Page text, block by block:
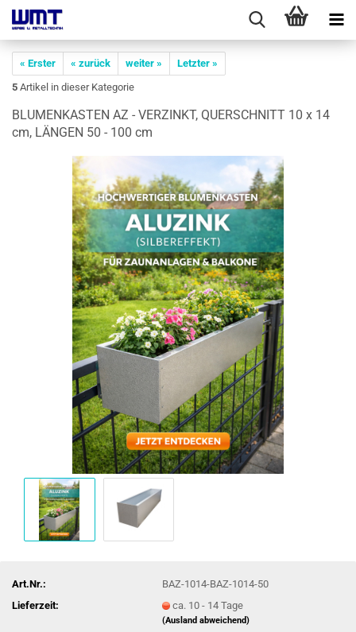
« Erster « zurück weiter »
Letzter »
5 Artikel in dieser Kategorie
BLU­MEN­KAS­TEN AZ - VER­ZINKT, QUER­SCHNITT 10 x 14
cm, LÄN­GEN 50 - 100 cm
Art.Nr.:
BAZ-1014-BAZ-1014-50
Lieferzeit:
ca. 10 - 14 Tage
(Ausland abweichend)